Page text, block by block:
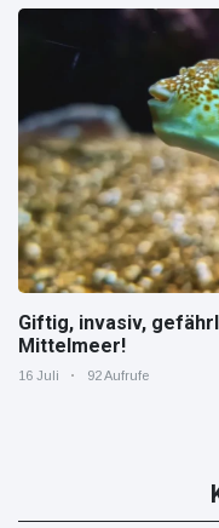
Giftig, invasiv,
Mittelmeer!
16 Juli 92 Aufrufe